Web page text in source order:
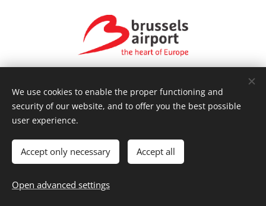
© 2024 KTTT BV |
Languages
Nederlands
We use cookies to enable the proper functioning and
security of our website, and to offer you the best possible
user experience.
Accept only necessary Accept all
Open advanced settings